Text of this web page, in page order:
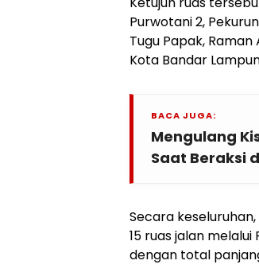
Purwotani 2,
Tugu Papak,
Kota Bandar
BACA JUGA:
Mengulang
Saat Beraksi
Secara
15 ruas jalan
dengan total